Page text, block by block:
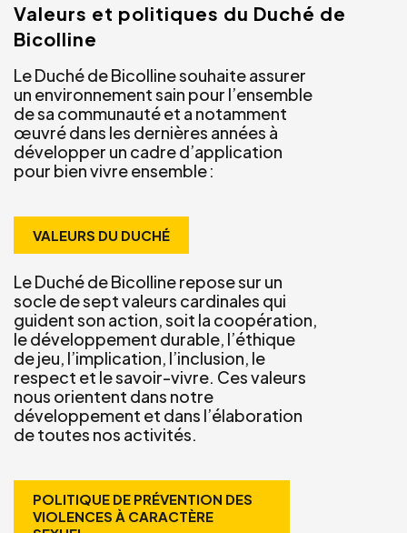
Valeurs et politiques du Duché de
Bicolline
Le Duché de Bicolline souhaite assurer
un environnement sain pour l’ensemble
de sa communauté et a notamment
œuvré dans les dernières années à
développer un cadre d’application
pour bien vivre ensemble :
VALEURS DU DUCHÉ
Le Duché de Bicolline repose sur un
socle de sept valeurs cardinales qui
guident son action, soit la coopération,
le développement durable, l’éthique
de jeu, l’implication, l’inclusion, le
respect et le savoir-vivre. Ces valeurs
nous orientent dans notre
développement et dans l’élaboration
de toutes nos activités.
POLITIQUE DE PRÉVENTION DES
VIOLENCES À CARACTÈRE